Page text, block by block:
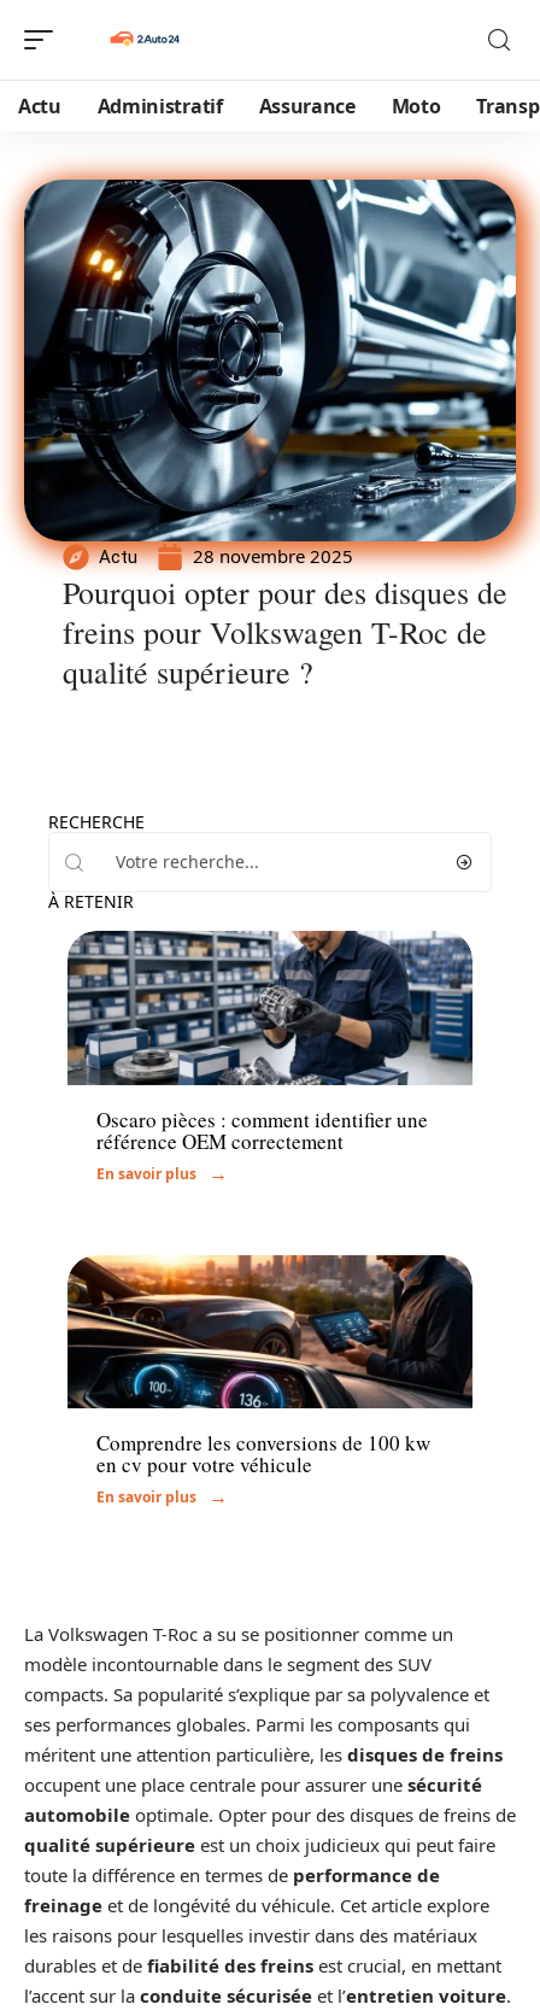
Actu Administratif Assurance Moto
Actu 28 novembre 2025
Pourquoi opter pour des disques de
freins pour Volkswagen T-Roc de
qualité supérieure ?
RECHERCHE
À RETENIR
Actu
Oscaro pièces : comment identifier une
référence OEM correctement
En savoir plus
Actu
Comprendre les conversions de 100 kw
en cv pour votre véhicule
En savoir plus
La Volkswagen T-Roc a su se positionner comme un
modèle incontournable dans le segment des SUV
compacts. Sa popularité s’explique par sa polyvalence et
ses performances globales. Parmi les composants qui
méritent une attention particulière, les disques de freins
occupent une place centrale pour assurer une sécurité
automobile optimale. Opter pour des disques de freins de
qualité supérieure est un choix judicieux qui peut faire
toute la différence en termes de performance de
freinage et de longévité du véhicule. Cet article explore
les raisons pour lesquelles investir dans des matériaux
durables et de fiabilité des freins est crucial, en mettant
l’accent sur la conduite sécurisée et l’entretien voiture.